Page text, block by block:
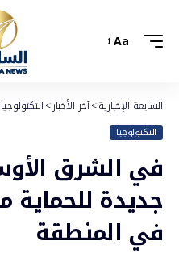
Aa
السابعة الإخبارية>آخر الأخبار>التكنولوجيا
التكنولوجيا
في الشرق
جديدة للحماية
في المنطقة